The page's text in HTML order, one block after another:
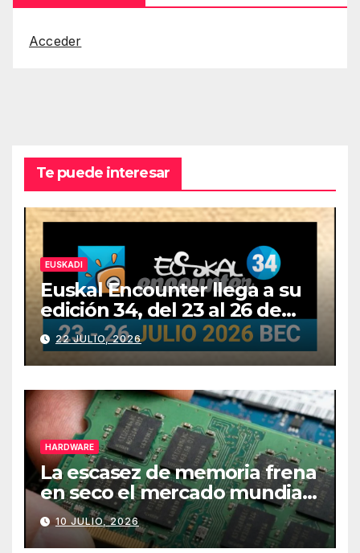
Acceder
Te puede interesar
EUSKADI
Euskal Encounter llega a su
edición 34, del 23 al 26 de
julio
22 JULIO, 2026
HARDWARE
La escasez de memoria frena
en seco el mercado mundial
de PCs
10 JULIO, 2026